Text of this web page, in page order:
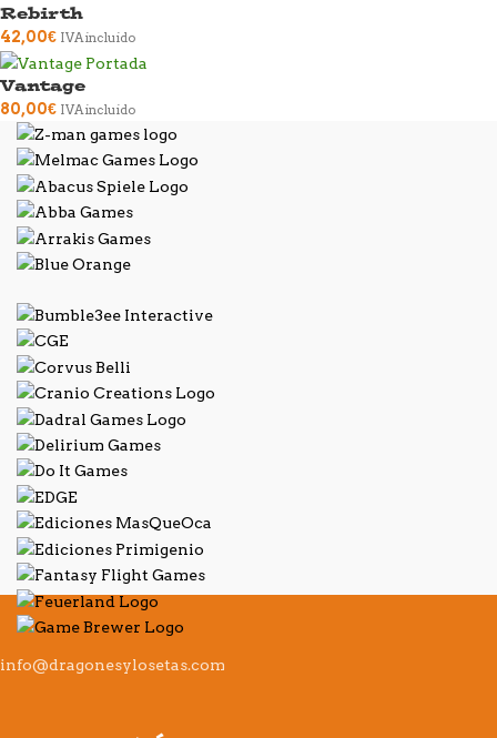
Rebirth
42,00€ IVA incluido
Vantage
80,00€ IVA incluido
info@dragonesylosetas.com